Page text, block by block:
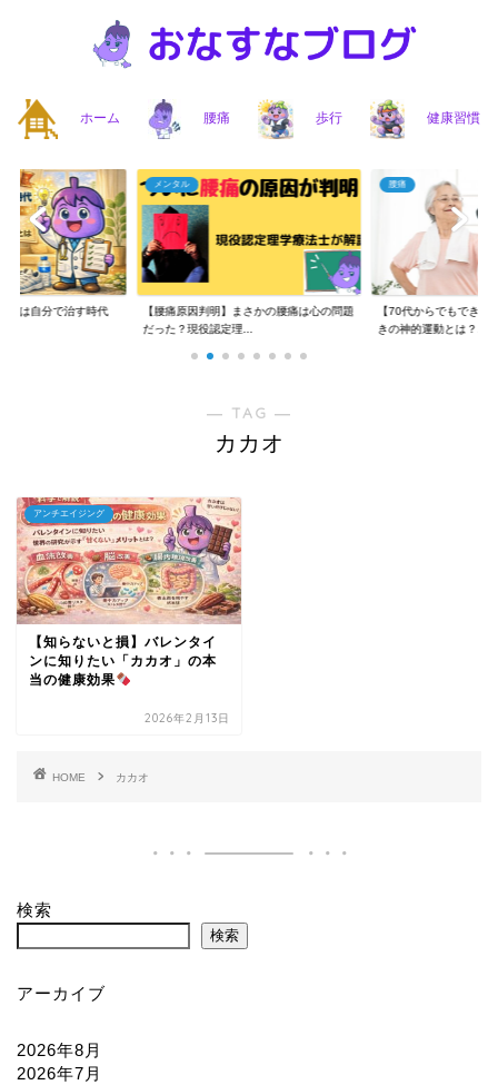
ホーム 腰痛 歩行 健康習慣
痛は自分で治す時代
メンタル
【腰痛原因判明】まさかの腰痛は心の問題
だった？現役認定理...
腰痛
【70代からでもできる
きの神的運動とは？...
― TAG ―
カカオ
アンチエイジング
【知らないと損】バレンタイ
ンに知りたい「カカオ」の本
当の健康効果
2026年2月13日
HOME カカオ
検索
検索
アーカイブ
2026年8月
2026年7月